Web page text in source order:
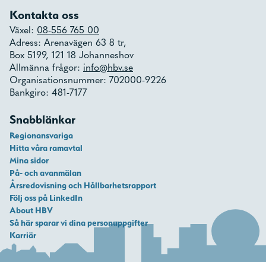
Kontakta oss
Växel: 08-556 765 00
Adress: Arenavägen 63 8 tr,
Box 5199, 121 18 Johanneshov
Allmänna frågor: info@hbv.se
Organisationsnummer: 702000-9226
Bankgiro: 481-7177
Snabblänkar
Regionansvariga
Hitta våra ramavtal
Mina sidor
På- och avanmälan
Årsredovisning och Hållbarhetsrapport
Följ oss på LinkedIn
About HBV
Så här sparar vi dina personuppgifter
Karriär